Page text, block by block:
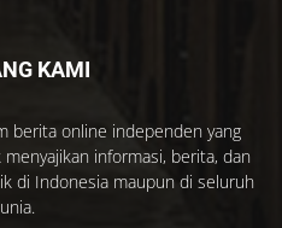
KAMI
berita online independen yang
informasi, berita, dan
di Indonesia maupun di seluruh